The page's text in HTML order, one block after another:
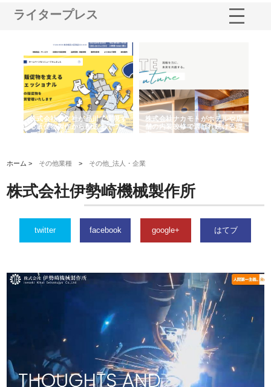
ライタープレス
株式会社耕文社が品川で実現す
る販促物製作から配送までワン
ストップ対応
株式会社ナカモトがホテルや店
舗の内装改修で選ばれ続ける理
由
ホーム > その他業種 > その他_法人・企業
株式会社伊勢崎機械製作所
twitter facebook google+ はてブ